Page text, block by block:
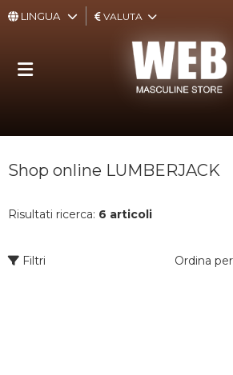
BORSE,
PORTAFOGLI
LINGUA VALUTA
Shop online LUMBERJACK
Risultati ricerca: 6 articoli
Filtri Ordina